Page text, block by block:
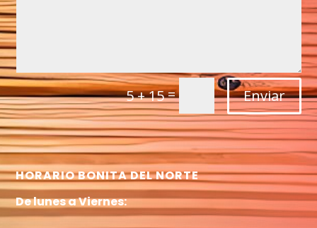
5 + 15= Enviar
HORARIO BONITA DEL NORTE
De lunes a Viernes: